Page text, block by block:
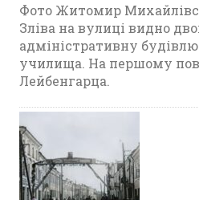
Фото Житомир
Зліва на вулиці видно
адміністративну
училища. На першому
Лейбенгарца.